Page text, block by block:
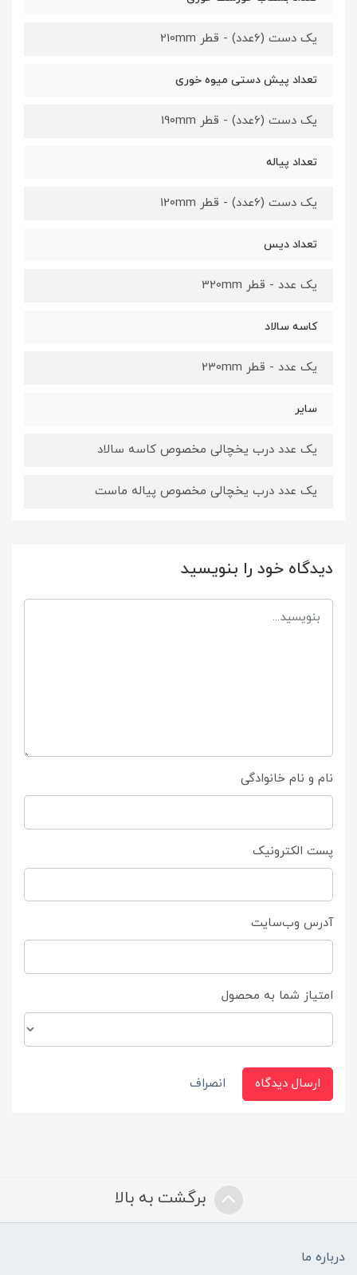
یک دست (6عدد) - قطر 210mm
تعداد پیش دستی میوه خوری
یک دست (6عدد) - قطر 190mm
تعداد پیاله
یک دست (6عدد) - قطر 120mm
تعداد دیس
یک عدد - قطر 320mm
کاسه سالاد
یک عدد - قطر 230mm
سایر
یک عدد درب یخچالی مخصوص کاسه سالاد
یک عدد درب یخچالی مخصوص پیاله ماست
دیدگاه خود را بنویسید
نام و نام خانوادگی
پست الکترونیک
آدرس وب‌سایت
امتیاز شما به محصول
ارسال دیدگاه انصراف
برگشت به بالا
درباره ما